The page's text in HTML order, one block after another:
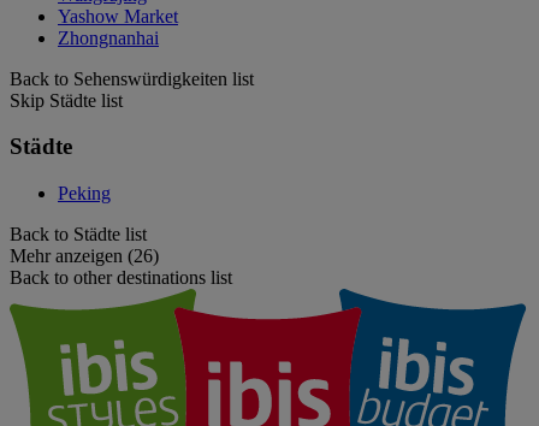
Yashow Market
Zhongnanhai
Back to Sehenswürdigkeiten list
Skip Städte list
Städte
Peking
Back to Städte list
Mehr anzeigen (26)
Back to other destinations list